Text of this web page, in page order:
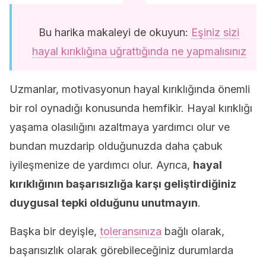
Bu harika makaleyi de okuyun: Eşiniz sizi
hayal kırıklığına uğrattığında ne yapmalısınız
Uzmanlar, motivasyonun hayal kırıklığında önemli
bir rol oynadığı konusunda hemfikir. Hayal kırıklığı
yaşama olasılığını azaltmaya yardımcı olur ve
bundan muzdarip olduğunuzda daha çabuk
iyileşmenize de yardımcı olur. Ayrıca, hayal
kırıklığının başarısızlığa karşı geliştirdiğiniz
duygusal tepki olduğunu unutmayın.
Başka bir deyişle, toleransınıza bağlı olarak,
başarısızlık olarak görebileceğiniz durumlarda